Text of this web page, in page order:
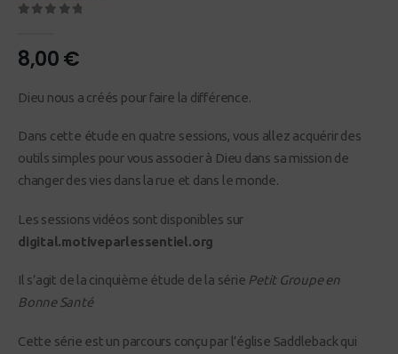
8,00€
Dieu nous a créés pour faire la différence.
Dans cette étude en quatre sessions, vous allez acquérir des
outils simples pour vous associer à Dieu dans sa mission de
changer des vies dans la rue et dans le monde.
Les sessions vidéos sont disponibles sur
digital.motiveparlessentiel.org
Il s’agit de la cinquième étude de la série Petit Groupe en
Bonne Santé
Cette série est un parcours conçu par l’église Saddleback qui